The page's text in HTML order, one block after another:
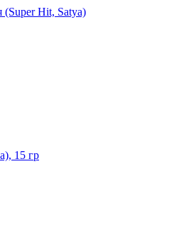
Hit, Satya)
15 гр